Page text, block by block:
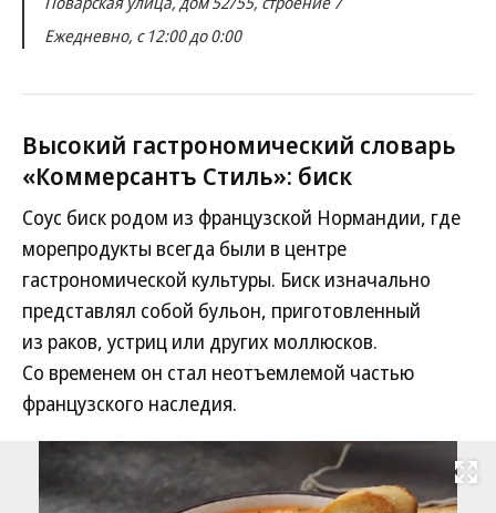
Ежедневно, с 12:00 до 0:00
Высокий гастрономический словарь
«Коммерсантъ Стиль»: биск
Соус биск родом из французской Нормандии, где
морепродукты всегда были в центре
гастрономической культуры. Биск изначально
представлял собой бульон, приготовленный
из раков, устриц или других моллюсков.
Со временем он стал неотъемлемой частью
французского наследия.
Развернуть